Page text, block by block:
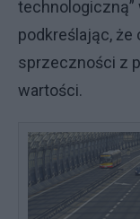
podkreślając, że
sprzeczności z
wartości.